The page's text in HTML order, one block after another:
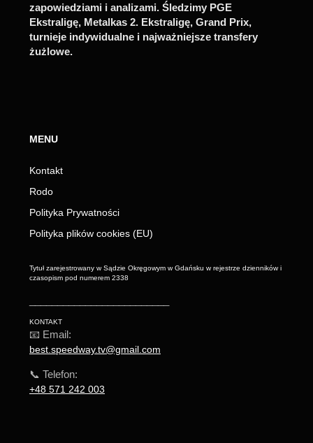
zapowiedziami i analizami. Śledzimy PGE
Ekstraligę, Metalkas 2. Ekstraligę, Grand Prix,
turnieje indywidualne i najważniejsze transfery
żużlowe.
MENU
Kontakt
Rodo
Polityka Prywatności
Polityka plików cookies (EU)
Tytuł zarejestrowany w Sądzie Okręgowym w Gdańsku w rejestrze dzienników i
czasopism pod numerem 2338
KONTAKT
📧 Email:
best.speedway.tv@gmail.com
📞 Telefon:
+48 571 242 003